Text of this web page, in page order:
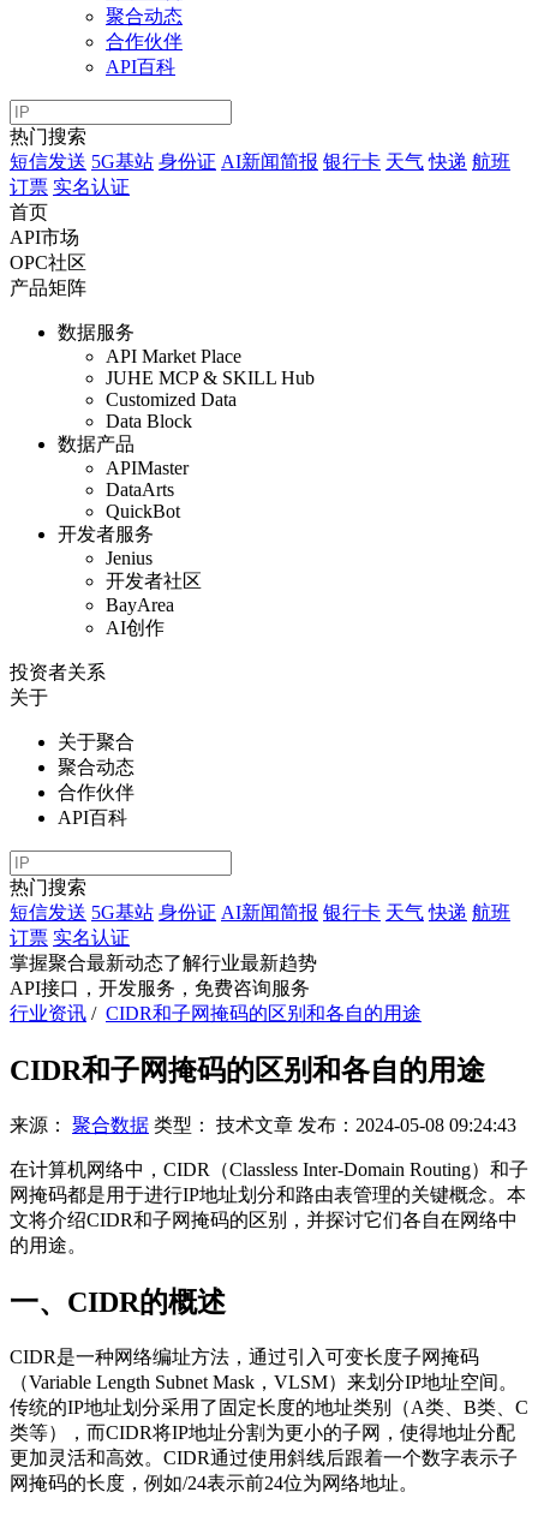
聚合动态
合作伙伴
API百科
热门搜索
短信发送 5G基站 身份证 AI新闻简报 银行卡 天气 快递 航班
订票 实名认证
首页
API市场
OPC社区
产品矩阵
数据服务
API Market Place
JUHE MCP & SKILL Hub
Customized Data
Data Block
数据产品
APIMaster
DataArts
QuickBot
开发者服务
Jenius
开发者社区
BayArea
AI创作
投资者关系
关于
关于聚合
聚合动态
合作伙伴
API百科
热门搜索
短信发送 5G基站 身份证 AI新闻简报 银行卡 天气 快递 航班
订票 实名认证
掌握聚合最新动态了解行业最新趋势
API接口，开发服务，免费咨询服务
行业资讯 / CIDR和子网掩码的区别和各自的用途
CIDR和子网掩码的区别和各自的用途
来源： 聚合数据 类型： 技术文章 发布： 2024-05-08 09:24:43
在计算机网络中，CIDR（Classless Inter-Domain Routing）和子
网掩码都是用于进行IP地址划分和路由表管理的关键概念。本
文将介绍CIDR和子网掩码的区别，并探讨它们各自在网络中
的用途。
一、CIDR的概述
CIDR是一种网络编址方法，通过引入可变长度子网掩码
（Variable Length Subnet Mask，VLSM）来划分IP地址空间。
传统的IP地址划分采用了固定长度的地址类别（A类、B类、C
类等），而CIDR将IP地址分割为更小的子网，使得地址分配
更加灵活和高效。CIDR通过使用斜线后跟着一个数字表示子
网掩码的长度，例如/24表示前24位为网络地址。